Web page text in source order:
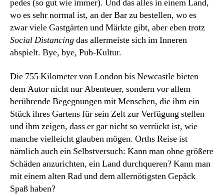
pedes (so gut wie immer). Und das alles in einem Land,
wo es sehr normal ist, an der Bar zu bestellen, wo es
zwar viele Gastgärten und Märkte gibt, aber eben trotz
Social Distancingdas allermeiste sich im Inneren
abspielt. Bye, bye, Pub-Kultur.
Die 755 Kilometer von London bis Newcastle bieten
dem Autor nicht nur Abenteuer, sondern vor allem
berührende Begegnungen mit Menschen, die ihm ein
Stück ihres Gartens für sein Zelt zur Verfügung stellen
und ihm zeigen, dass er gar nicht so verrückt ist, wie
manche vielleicht glauben mögen. Orths Reise ist
nämlich auch ein Selbstversuch: Kann man ohne größere
Schäden anzurichten, ein Land durchqueren? Kann man
mit einem alten Rad und dem allernötigsten Gepäck
Spaß haben?